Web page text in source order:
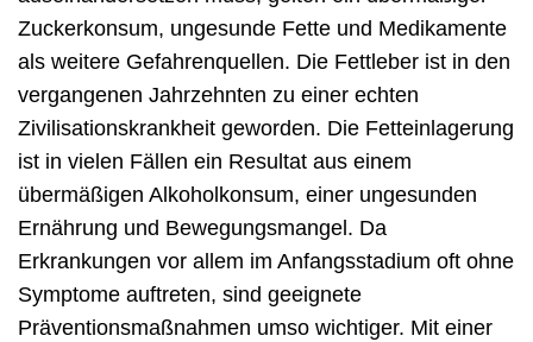
Zuckerkonsum, ungesunde Fette und Medikamente
als weitere Gefahrenquellen. Die Fettleber ist in den
vergangenen Jahrzehnten zu einer echten
Zivilisationskrankheit geworden. Die Fetteinlagerung
ist in vielen Fällen ein Resultat aus einem
übermäßigen Alkoholkonsum, einer ungesunden
Ernährung und Bewegungsmangel. Da
Erkrankungen vor allem im Anfangsstadium oft ohne
Symptome auftreten, sind geeignete
Präventionsmaßnahmen umso wichtiger. Mit einer